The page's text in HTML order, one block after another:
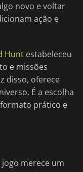
novo e voltar
ação e
Hunt estabeleceu
e missões
disso, oferece
É a escolha
prático e
merece um